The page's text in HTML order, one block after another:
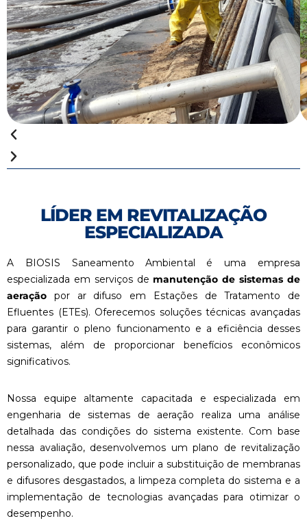
LÍDER EM REVITALIZAÇÃO
ESPECIALIZADA
A BIOSIS Saneamento Ambiental é uma empresa
especializada em serviços de manutenção de sistemas de
aeração por ar difuso em Estações de Tratamento de
Efluentes (ETEs). Oferecemos soluções técnicas avançadas
para garantir o pleno funcionamento e a eficiência desses
sistemas, além de proporcionar benefícios econômicos
significativos.
Nossa equipe altamente capacitada e especializada em
engenharia de sistemas de aeração realiza uma análise
detalhada das condições do sistema existente. Com base
nessa avaliação, desenvolvemos um plano de revitalização
personalizado, que pode incluir a substituição de membranas
e difusores desgastados, a limpeza completa do sistema e a
implementação de tecnologias avançadas para otimizar o
desempenho.